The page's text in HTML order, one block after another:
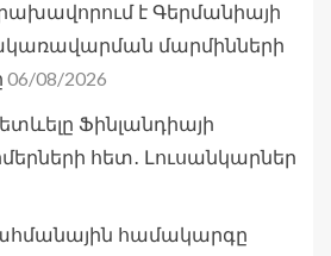
է Գերմանիայի
մարմինների
06/08/2026
Ֆինլանդիայի
հետ․ Լուսանկարներ
համակարգը